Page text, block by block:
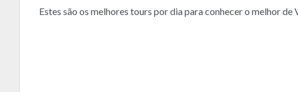
Estes são os melhores tours por dia para conhecer o melhor de